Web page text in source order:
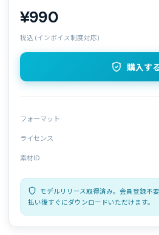
¥990
税込 (インボイス制度対応)
購入す
フォーマット
ライセンス
素材ID
モデルリリース取得済み。会員登録不
払い後すぐにダウンロードいただけます。